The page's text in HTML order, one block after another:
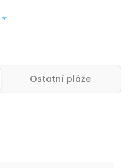
Ostatní pláže